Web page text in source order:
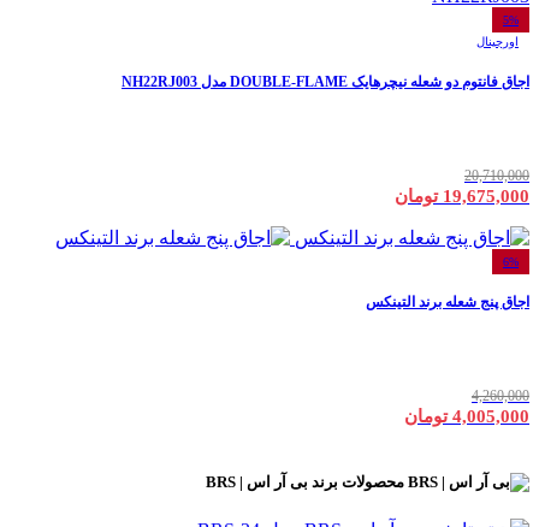
5%
اورجینال
اجاق فانتوم دو شعله نیچرهایک DOUBLE-FLAME مدل NH22RJ003
20,710,000
19,675,000 تومان
6%
اجاق پنج شعله برند التینکس
4,260,000
4,005,000 تومان
محصولات برند بی آر اس | BRS